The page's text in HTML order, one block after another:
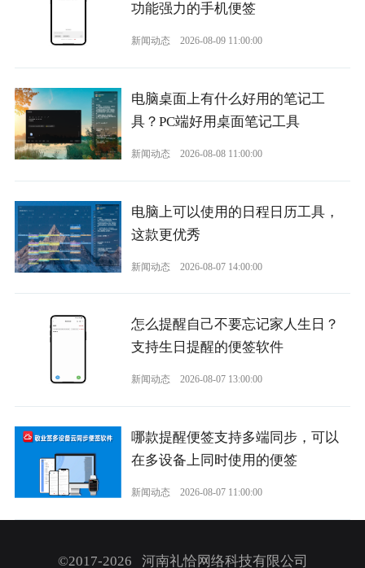
功能强力的手机便签
新闻动态 2026-08-09 11:00:00
电脑桌面上有什么好用的笔记工
具？PC端好用桌面笔记工具
新闻动态 2026-08-08 11:00:00
电脑上可以使用的日程日历工具，
这款更优秀
新闻动态 2026-08-07 14:00:00
怎么提醒自己不要忘记家人生日？
支持生日提醒的便签软件
新闻动态 2026-08-07 13:00:00
哪款提醒便签支持多端同步，可以
在多设备上同时使用的便签
新闻动态 2026-08-07 11:00:00
©2017-2026 河南礼恰网络科技有限公司